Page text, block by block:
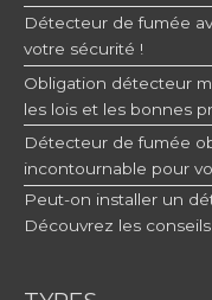
Détecteur de fumée
votre sécurité !
Obligation détecteur
les lois et les bonnes
Détecteur de fumée
incontournable pour
Peut-on installer un
Découvrez les